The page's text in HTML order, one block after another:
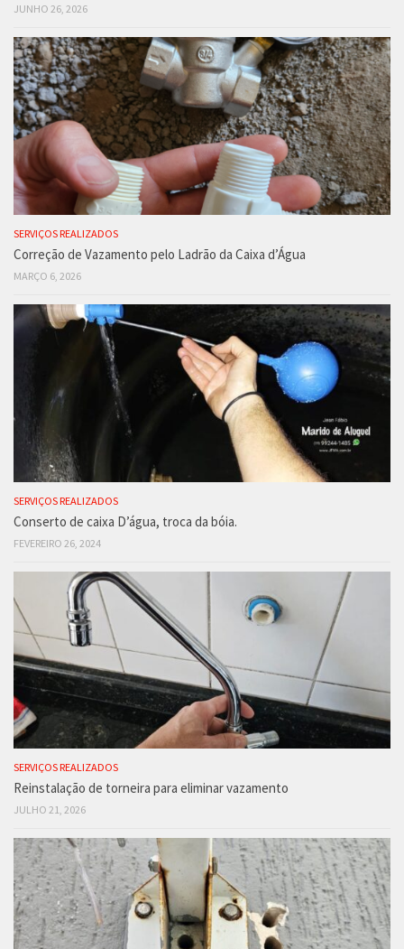
JUNHO 26, 2026
SERVIÇOS REALIZADOS
Correção de Vazamento pelo Ladrão da Caixa d’Água
MARÇO 6, 2026
SERVIÇOS REALIZADOS
Conserto de caixa D’água, troca da bóia.
FEVEREIRO 26, 2024
SERVIÇOS REALIZADOS
Reinstalação de torneira para eliminar vazamento
JULHO 21, 2026